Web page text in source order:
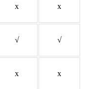
x x
√ √
x x